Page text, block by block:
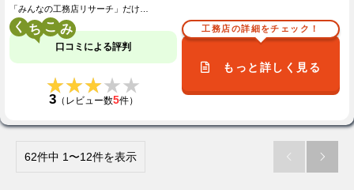
「みんなの工務店リサーチ」だけ…
く こ
口コミによる評判
★★★★★
★★★★★
3（レビュー数5件）
工務店の詳細をチェック！
もっと詳しく見る
62件中 1〜12件を表示  